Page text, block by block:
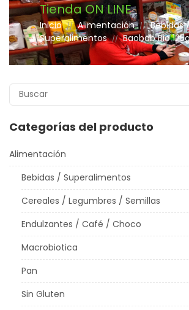
Tienda ON LINE
Inicio // Alimentación // Bebidas
Superalimentos // Baobab Bio
Categorías del producto
Alimentación
Bebidas / Superalimentos
Cereales / Legumbres / Semillas
Endulzantes / Café / Choco
Macrobiotica
Pan
Sin Gluten